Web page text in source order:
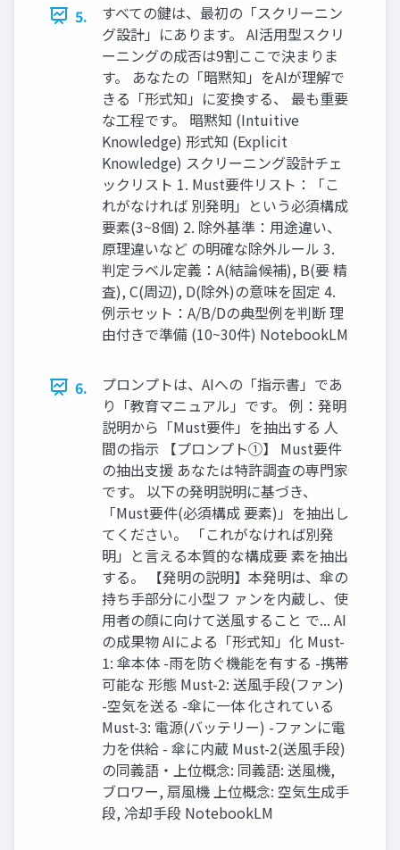
5.
すべての鍵は、最初の「スクリーニン
グ設計」にあります。 AI活用型スクリ
ーニングの成否は9割ここで決まりま
す。 あなたの「暗黙知」をAIが理解で
きる「形式知」に変換する、 最も重要
な工程です。 暗黙知 (Intuitive
Knowledge) 形式知 (Explicit
Knowledge) スクリーニング設計チェ
ックリスト 1. Must要件リスト：「こ
れがなければ 別発明」という必須構成
要素(3~8個) 2. 除外基準：用途違い、
原理違いなど の明確な除外ルール 3.
判定ラベル定義：A(結論候補), B(要 精
査), C(周辺), D(除外)の意味を固定 4.
例示セット：A/B/Dの典型例を判断 理
由付きで準備 (10~30件) NotebookLM
6.
プロンプトは、AIへの「指示書」であ
り「教育マニュアル」です。 例：発明
説明から「Must要件」を抽出する 人
間の指示 【プロンプト①】 Must要件
の抽出支援 あなたは特許調査の専門家
です。 以下の発明説明に基づき、
「Must要件(必須構成 要素)」を抽出し
てください。 「これがなければ別発
明」と言える本質的な構成要 素を抽出
する。 【発明の説明】本発明は、傘の
持ち手部分に小型フ ァンを内蔵し、使
用者の顔に向けて送風すること で... AI
の成果物 AIによる「形式知」化 Must-
1: 傘本体 -雨を防ぐ機能を有する -携帯
可能な 形態 Must-2: 送風手段(ファン)
-空気を送る -傘に一体 化されている
Must-3: 電源(バッテリー) -ファンに電
力を供給 - 傘に内蔵 Must-2(送風手段)
の同義語・上位概念: 同義語: 送風機,
ブロワー, 扇風機 上位概念: 空気生成手
段, 冷却手段 NotebookLM